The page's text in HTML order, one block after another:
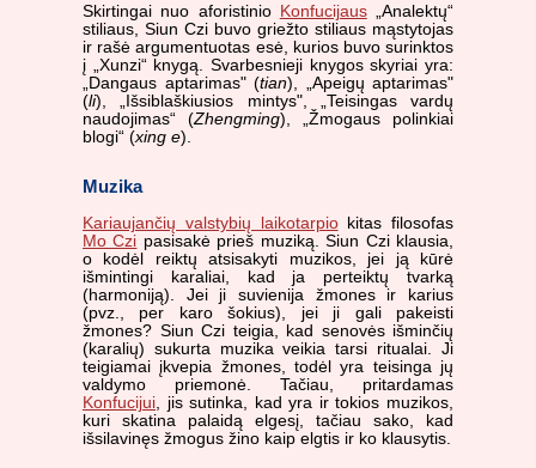
Skirtingai nuo aforistinio Konfucijaus„Analektų“
stiliaus, Siun Czi buvo griežto stiliaus mąstytojas
ir rašė argumentuotas esė, kurios buvo surinktos
į „Xunzi“ knygą. Svarbesnieji knygos skyriai yra:
„Dangaus aptarimas" (tian), „Apeigų aptarimas"
(li), „Išsiblaškiusios mintys", „Teisingas vardų
naudojimas“ (Zhengming), „Žmogaus polinkiai
blogi“ (xing e).
Muzika
Kariaujančių valstybių laikotarpiokitas filosofas
Mo Czi pasisakė prieš muziką. Siun Czi klausia,
o kodėl reiktų atsisakyti muzikos, jei ją kūrė
išmintingi karaliai, kad ja perteiktų tvarką
(harmoniją). Jei ji suvienija žmones ir karius
(pvz., per karo šokius), jei ji gali pakeisti
žmones? Siun Czi teigia, kad senovės išminčių
(karalių) sukurta muzika veikia tarsi ritualai. Ji
teigiamai įkvepia žmones, todėl yra teisinga jų
valdymo priemonė. Tačiau, pritardamas
Konfucijui , jis sutinka, kad yra ir tokios muzikos,
kuri skatina palaidą elgesį, tačiau sako, kad
išsilavinęs žmogus žino kaip elgtis ir ko klausytis.